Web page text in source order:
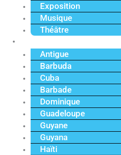
Exposition
Musique
Théâtre
Antigue
Barbuda
Cuba
Barbade
Dominique
Guadeloupe
Guyane
Guyana
Haïti